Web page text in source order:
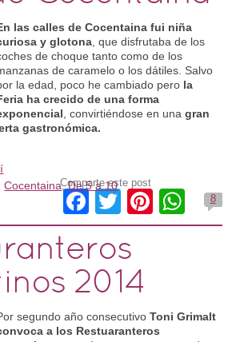
las calles de Cocentaina fui niña
y glotona , que disfrutaba de los
de choque tanto como de los
de caramelo o los dátiles. Salvo
la edad, poco he cambiado pero la
ha crecido de una forma
, convirtiéndose en unagran
gastronómica.
,Cocentaina,De 5 a 10
Comparte este post
Facebook
Twitter 8
2014
segundo año consecutivoToni Grimalt
a los Restuaranteros